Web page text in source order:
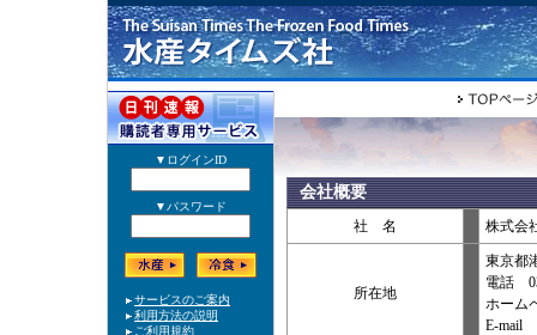
会社概要
社 名 株式会
所在地
東京都
電話
ホーム
E-mail